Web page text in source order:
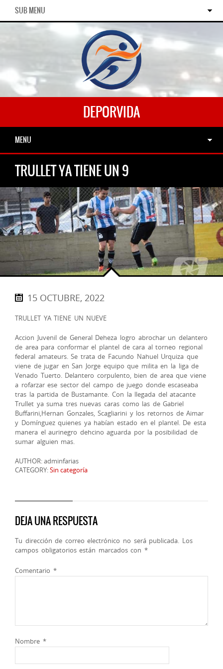
SUB MENU
DEPORVIDA
MENU
TRULLET YA TIENE UN 9
15 OCTUBRE, 2022
TRULLET YA TIENE UN NUEVE
Accion Juvenil de General Deheza logro abrochar un delantero
de area para conformar el plantel de cara al torneo regional
federal amateurs. Se trata de Facundo Nahuel Urquiza que
viene de jugar en San Jorge equipo que milita en la liga de
Venado Tuerto. Delantero corpulento, bien de area que viene
a rofarzar ese sector del campo de juego donde escaseaba
tras la partida de Bustamante. Con la llegada del atacante
Trullet ya suma tres nuevas caras como las de Gabriel
Buffarini,Hernan Gonzales, Scagliarini y los retornos de Aimar
y Domínguez quienes ya habían estado en el plantel. De esta
manera el aurinegro dehcino aguarda por la posibilidad de
sumar alguien mas.
AUTHOR: adminfarias
CATEGORY:Sin categoría
DEJA UNA RESPUESTA
Tu dirección de correo electrónico no será publicada. Los
campos obligatorios están marcados con *
Comentario *
Nombre *